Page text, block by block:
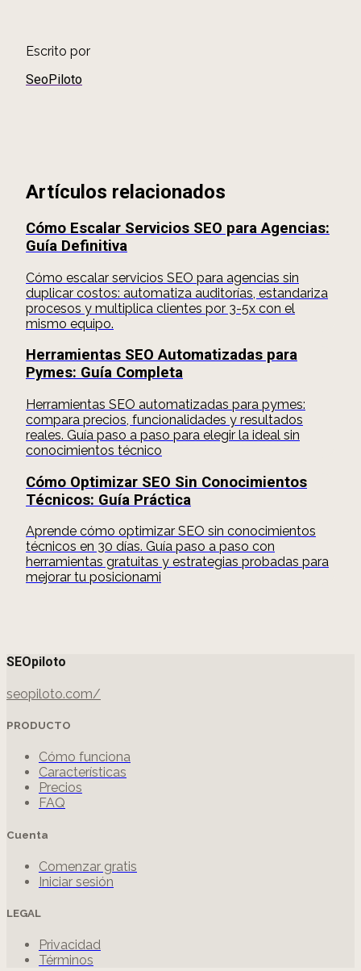
Escrito por
SeoPiloto
Artículos relacionados
Cómo Escalar Servicios SEO para Agencias:
Guía Definitiva
Cómo escalar servicios SEO para agencias sin
duplicar costos: automatiza auditorías, estandariza
procesos y multiplica clientes por 3-5x con el
mismo equipo.
Herramientas SEO Automatizadas para
Pymes: Guía Completa
Herramientas SEO automatizadas para pymes:
compara precios, funcionalidades y resultados
reales. Guía paso a paso para elegir la ideal sin
conocimientos técnico
Cómo Optimizar SEO Sin Conocimientos
Técnicos: Guía Práctica
Aprende cómo optimizar SEO sin conocimientos
técnicos en 30 días. Guía paso a paso con
herramientas gratuitas y estrategias probadas para
mejorar tu posicionami
SEOpiloto
seopiloto.com/
PRODUCTO
Cómo funciona
Características
Precios
FAQ
Cuenta
Comenzar gratis
Iniciar sesión
LEGAL
Privacidad
Términos